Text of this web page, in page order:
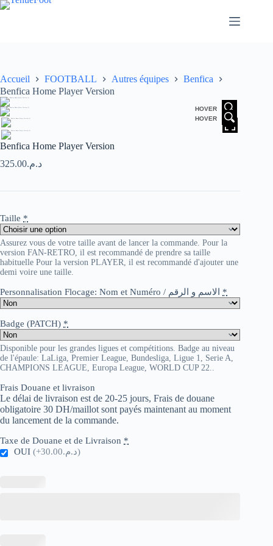
Passer
Accueil FOOTBALL Autres équipes
Benfica
Benfica Home Player Version
HOVER
HOVER
Benfica Home Player Version
د.م.325.00
Taille *
Assurez vous de votre taille avant de lancer la commande. Pour la
version FAN-RETRO, il est recommandé de prendre sa taille
habituelle Pour la version PLAYER, il est recommandé d'ajouter une
demi voire une taille.
Personnalisation Flocage: Nom et Numéro / الاسم و الرقم *
Badge (PATCH) *
Disponible pour les grandes ligues et compétitions. Badge au niveau
de l'épaule: LaLiga, Premier League, Bundesliga, Ligue 1, Serie A,
CHAMPIONS LEAGUE, Europa League, WORLD CUP 22..
Frais Douane et livraison
Le délai de livraison est de 20-25 jours, Frais de douane
obligatoire 30 DH/maillot sont payés maintenant au moment
du lancement de la commande.
Taxe de Douane et de Livraison *
OUI
(+د.م.30.00)